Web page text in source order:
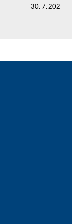
30. 7. 2026